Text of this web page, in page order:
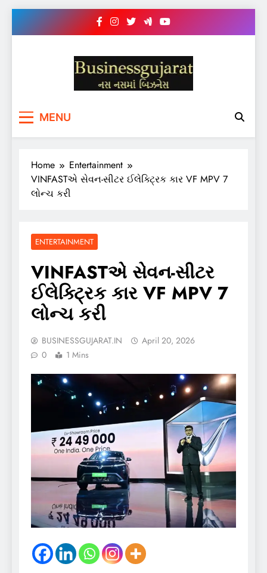
BUSINESS GUJARAT
MENU
Home
Entertainment
VINFASTએ સેવન-સીટર ઈલેક્ટ્રિક કાર VF MPV 7
લોન્ચ કરી
ENTERTAINMENT
VINFASTએ સેવન-સીટર
ઈલેક્ટ્રિક કાર VF MPV 7
લોન્ચ કરી
BUSINESSGUJARAT.IN
April 20, 2026
0
1 Mins